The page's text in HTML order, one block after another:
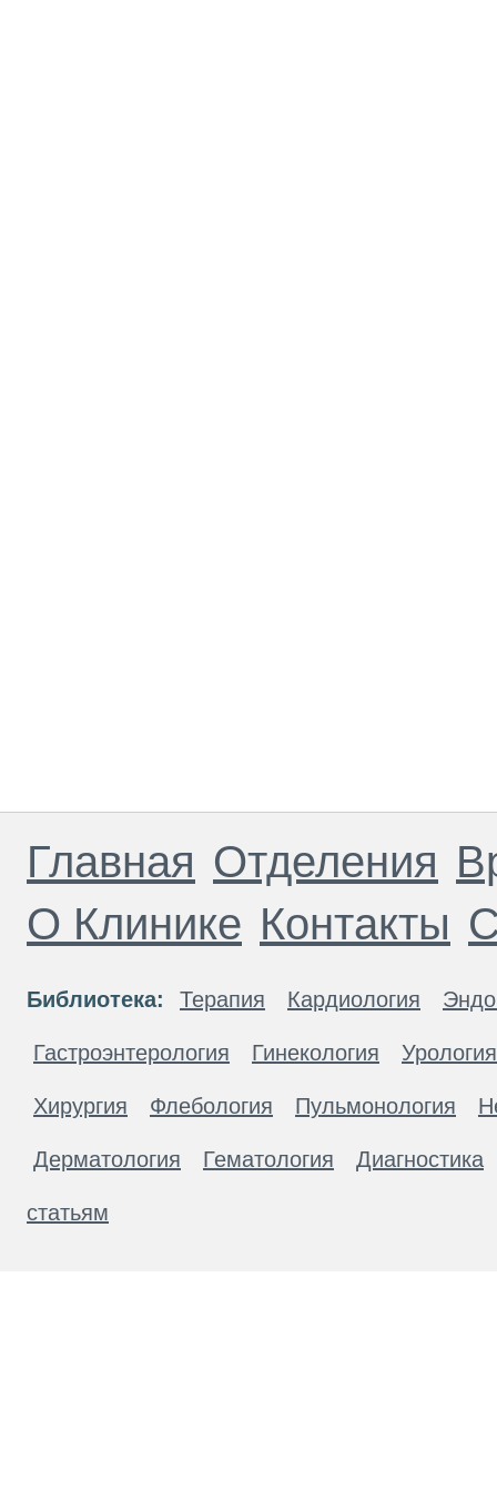
Главная Отделения
О Клинике Контакты
Библиотека: Терапия Кардиология
Гастроэнтерология Гинекология Урология
Хирургия Флебология Пульмонология
Дерматология Гематология Диагностика
статьям